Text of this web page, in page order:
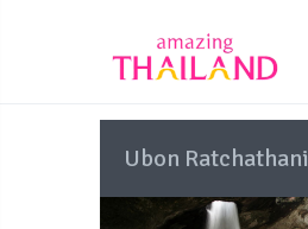
Ubon Ratchathani